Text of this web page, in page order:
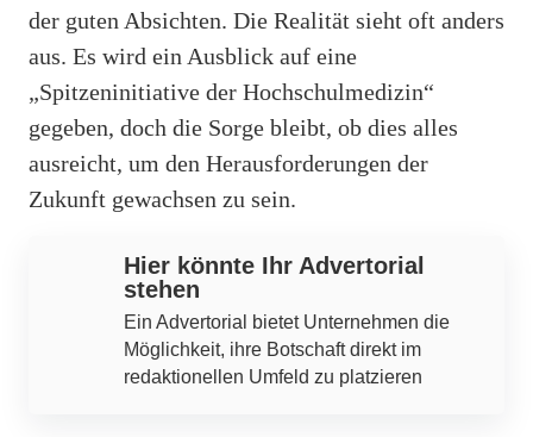
der guten Absichten. Die Realität sieht oft anders
aus. Es wird ein Ausblick auf eine
„Spitzeninitiative der Hochschulmedizin“
gegeben, doch die Sorge bleibt, ob dies alles
ausreicht, um den Herausforderungen der
Zukunft gewachsen zu sein.
Hier könnte Ihr Advertorial
stehen
Ein Advertorial bietet Unternehmen die
Möglichkeit, ihre Botschaft direkt im
redaktionellen Umfeld zu platzieren